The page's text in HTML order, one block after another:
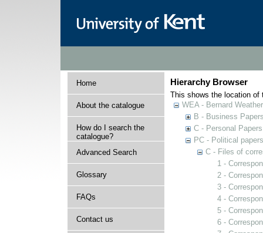
Home
About the catalogue
How do I search the
catalogue?
Advanced Search
Glossary
FAQs
Contact us
Hierarchy Browser
This shows the location of
WEA - Bernard
B - Business
C - Personal Papers
PC - Political
C - Files of
1 -
2 -
3 -
4 -
5 -
6 -